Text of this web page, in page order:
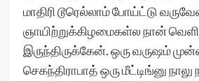
மாதிரி டூரெல்லாம் போய்ட்டு
ஞாயிற்றுக்கிழமைகள்ல நான்
இருந்திருக்கேன். ஒரு வருஷம்
செகந்திராபாத் ஒரு மீட்டிங்னு